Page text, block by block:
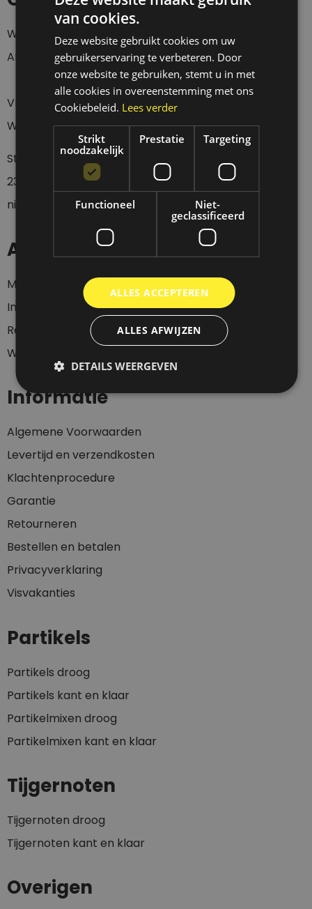
Webshop 24/7
Afhalen Donderdag t/m Zaterdag tussen 12 en 18 uur.
Vragen over een verzending?
Wacht eerst 4 werkdagen geduldig af a.u.b.
Stuur een whatsapp of sms bericht op
23437536
wanneer je langs wil komen, want wij zijn
niet altijd aanwezig.
Account
Mijn account
Inloggen
Registeren
Winkelwagen
Informatie
Algemene Voorwaarden
Levertijd en verzendkosten
Klachtenprocedure
Garantie
Retourneren
Bestellen en betalen
Privacyverklaring
Visvakanties
Partikels
Partikels droog
Partikels kant en klaar
Partikelmixen droog
Partikelmixen kant en klaar
Tijgernoten
Tijgernoten droog
Tijgernoten kant en klaar
Overigen
van cookies.
Deze website gebruikt cookies om uw
gebruikerservaring te verbeteren. Door
onze website te gebruiken, stemt u in met
alle cookies in overeenstemming met ons
Cookiebeleid. Lees verder
Strikt
noodzakelijk
Prestatie Targeting
Functioneel
Niet-
geclassificeerd
ALLES ACCEPTEREN
ALLES AFWIJZEN
DETAILS WEERGEVEN